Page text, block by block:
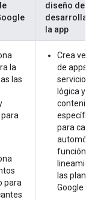
diseño del
la app
la
las
para
Crea
de apps
servicios,
lógica y
contenido
para cada
función
las
Google